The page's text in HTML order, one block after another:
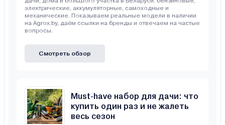
электрические, аккумуляторные, самоходные и
механические. Показываем реальные модели в наличии
на Agrox.by, даём ссылки на бренды и отвечаем на частые
вопросы.
Смотреть обзор
Must-have набор для дачи: что
купить один раз и не жалеть
весь сезон